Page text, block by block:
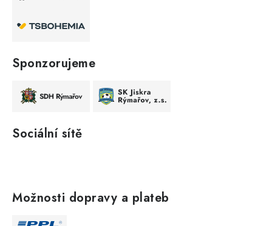
Sponzorujeme
Sociální sítě
Možnosti dopravy a plateb